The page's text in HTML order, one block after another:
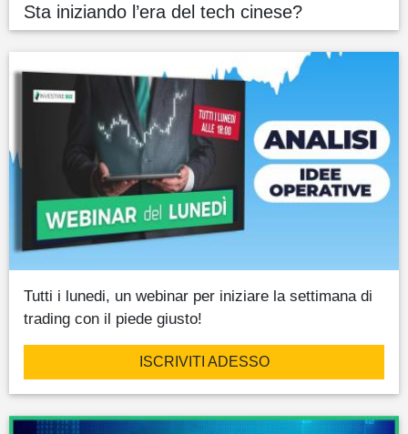
Sta iniziando l’era del tech cinese?
Tutti i lunedi, un webinar per iniziare la settimana di
trading con il piede giusto!
ISCRIVITI ADESSO